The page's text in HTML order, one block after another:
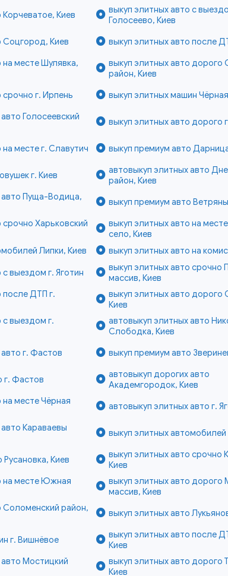
Корчеватое, Киев
выкуп элитных авто с
Голосеево, Киев
Соцгород, Киев
выкуп элитных авто после
на месте Шулявка,
выкуп элитных авто дорого
район, Киев
срочно г. Ирпень выкуп элитных машин
Голосеевский
выкуп элитных авто дорого
месте г. Славутич выкуп премиум авто
г. Киев
автовыкуп элитных авто
район, Киев
авто Пуща-Водица,
выкуп премиум авто
срочно Харьковский
выкуп элитных авто на
село, Киев
Липки, Киев
выкуп элитных авто на
выездом г. Яготин
выкуп элитных авто срочно
массив, Киев
после ДТП г.
выкуп элитных авто дорого
Киев
с выездом г.
автовыкуп элитных авто
Слободка, Киев
г. Фастов
выкуп премиум авто
г. Фастов
автовыкуп дорогих авто
Академгородок, Киев
на месте Чёрная
автовыкуп элитных авто г.
Караваевы
выкуп элитных
Киев
выкуп элитных авто срочно
Киев
на месте Южная
выкуп элитных авто дорого
массив, Киев
Соломенский район,
выкуп элитных авто
г. Вишнёвое
выкуп элитных авто после
Киев
Мостицкий
выкуп элитных авто дорого
Киев